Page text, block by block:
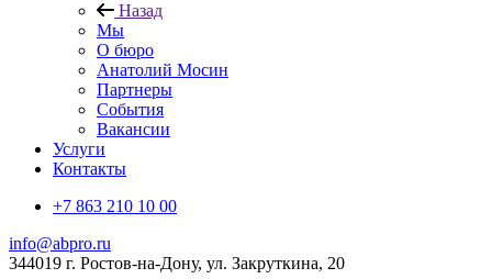
Назад
Мы
О бюро
Анатолий Мосин
Партнеры
События
Вакансии
Услуги
Контакты
+7 863 210 10 00
info@abpro.ru
344019 г. Ростов-на-Дону, ул. Закруткина, 20